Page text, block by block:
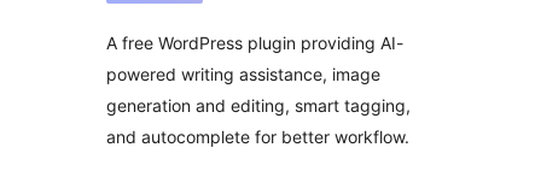
A free WordPress plugin providing AI-
powered writing assistance, image
generation and editing, smart tagging,
and autocomplete for better workflow.